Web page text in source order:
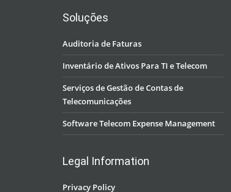
Soluções
Auditoria de Faturas
Inventário de Ativos Para TI e Telecom
Serviços de Gestão de Contas de
Telecomunicações
Software Telecom Expense Management
Legal Information
Privacy Policy